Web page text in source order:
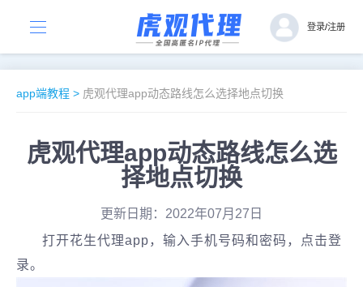
登录/注册
app端教程 > 虎观代理app动态路线怎么选择地点切换
虎观代理app动态路线怎么选
择地点切换
更新日期：2022年07月27日
打开花生代理app，输入手机号码和密码，点击登
录。